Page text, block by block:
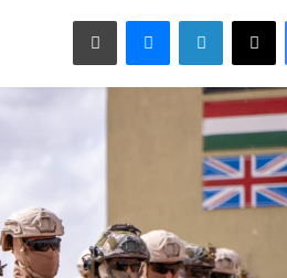
فيسبوك X لينكدإن ماسنجر طباعة